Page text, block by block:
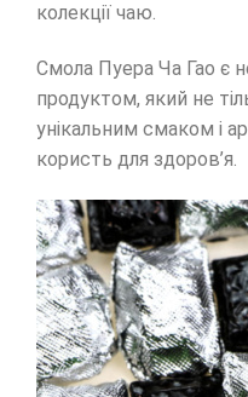
колекції чаю.
Смола Пуера Ча Гао є
продуктом, який не
унікальним смаком і
користь для здоров’я.